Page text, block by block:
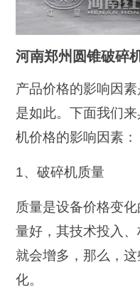
河南郑州圆锥破碎
产品价格的影响因
是如此。下面我们
机价格的影响因素：
1、破碎机质量
质量是设备价格变
量好，其技术投入
就会增多，那么，
化。